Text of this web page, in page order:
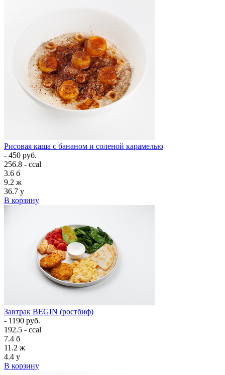
Рисовая каша с бананом и соленой карамелью
- 450 руб.
256.8 - ccal
3.6 б
9.2 ж
36.7 у
В корзину
Завтрак BEGIN (ростбиф)
- 1190 руб.
192.5 - ccal
7.4 б
11.2 ж
4.4 у
В корзину